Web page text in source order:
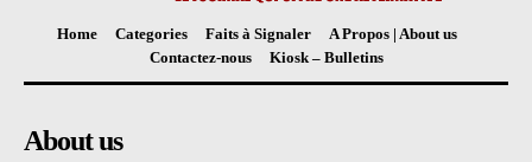
Home Categories Faits à Signaler
A Propos | About us
Contactez-nous
Kiosk – Bulletins
About us